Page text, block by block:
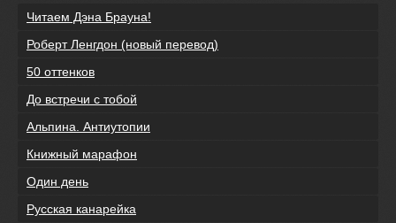
Читаем Дэна Брауна!
Роберт Ленгдон (новый перевод)
50 оттенков
До встречи с тобой
Альпина. Антиутопии
Книжный марафон
Один день
Русская канарейка